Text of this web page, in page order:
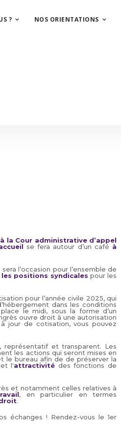
? NOS ORIENTATIONS
la Cour administrative d’appel
se fera autour d’un café à
l’occasion pour l’ensemble de
positions syndicales pour les
pour l’année civile 2025, qui
dans les conditions
le midi, sous la forme d’un
ouvre droit à une autorisation
jour de cotisation, vous pouvez
et transparent. Les
les actions qui seront mises en
le bureau afin de de préserver la
l'attractivité des fonctions de
et notamment celles relatives à
, en particulier en termes
.
échanges ! Rendez-vous le 1er